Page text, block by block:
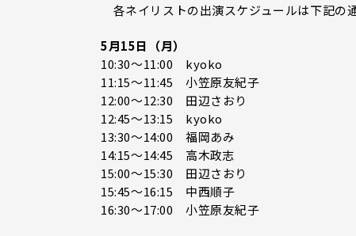
各ネイリストの出演スケジュールは下記の
5月15日（月）
10:30～11:00 kyoko
11:15～11:45 小笠原友紀子
12:00～12:30 田辺さおり
12:45～13:15 kyoko
13:30～14:00 福岡あみ
14:15～14:45 高木政志
15:00～15:30 田辺さおり
15:45～16:15 中西順子
16:30～17:00 小笠原友紀子